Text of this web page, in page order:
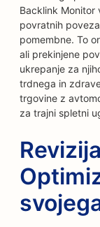
Backlink Monitor
povratnih
pomembne. To
ali prekinjene
ukrepanje za
trdnega in
trgovine z
za trajni spletni